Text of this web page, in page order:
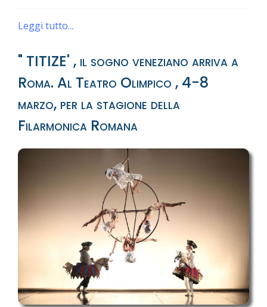
Leggi tutto...
" TITIZE' , il sogno veneziano arriva a
Roma. Al Teatro Olimpico , 4-8
marzo, per la stagione della
Filarmonica Romana